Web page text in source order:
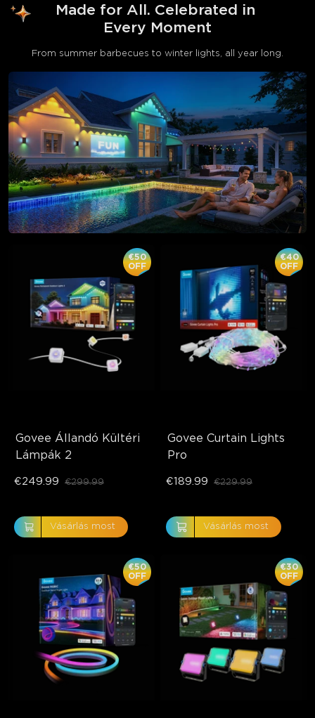
Made for All. Celebrated in
Every Moment
From summer barbecues to winter lights, all year long.
Govee Állandó Kültéri
Lámpák 2
€50
OFF
€249.99 €299.99
Vásárlás most
Govee Curtain Lights
Pro
€40
OFF
€189.99 €229.99
Vásárlás most
€50
OFF
€30
OFF